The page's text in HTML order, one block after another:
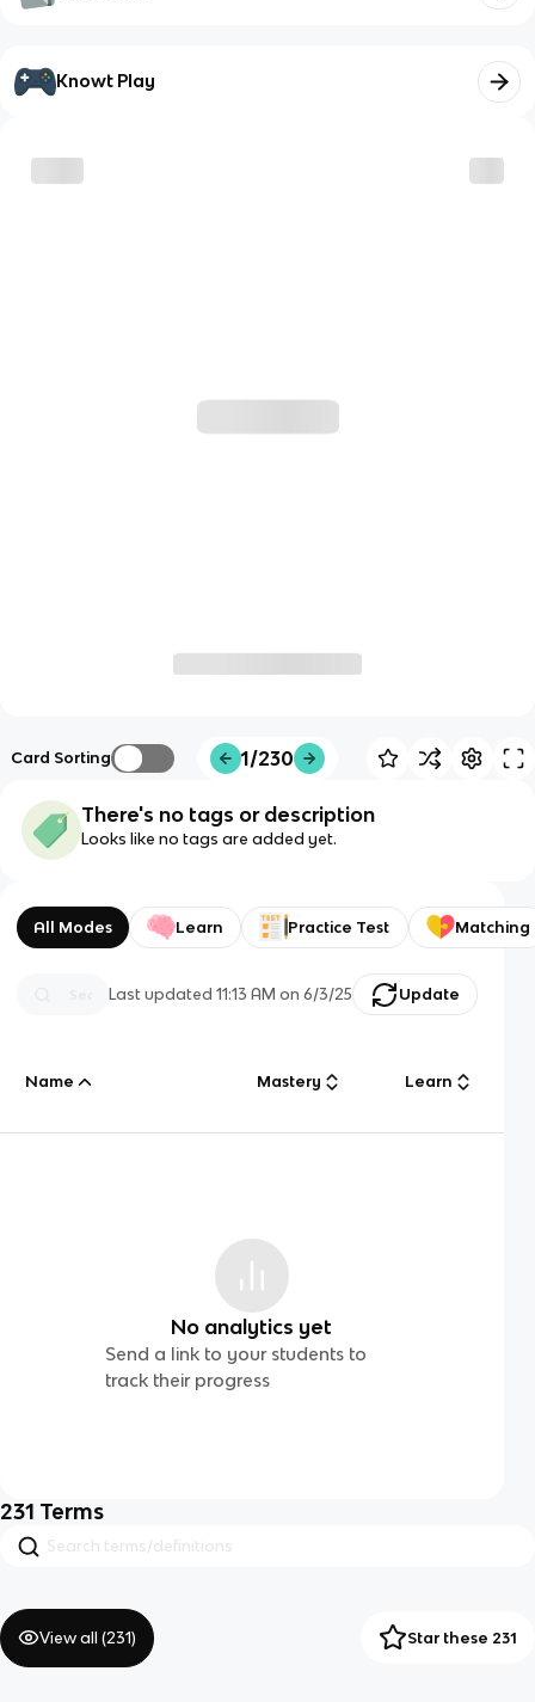
Knowt Play
Card Sorting 1/230
There's no tags or description
Looks like no tags are added yet.
All Modes Learn Practice Test Matching
Last updated11:13 AM on 6/3/25 Update
Name Mastery Learn
No analytics yet
Send a link to your students to
track their progress
231 Terms
View all (231) Star these 231